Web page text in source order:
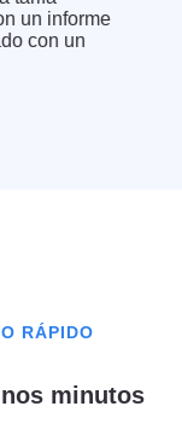
un informe
con un
RÁPIDO
minutos